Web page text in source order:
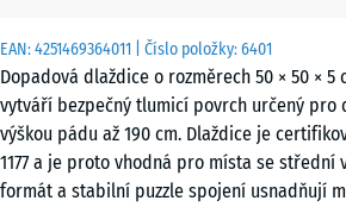
EAN:4251469364011 | Číslo položky:6401
Dopadová dlaždice o rozměrech 50 × 50 × 5
vytváří bezpečný tlumicí povrch určený pro
výškou pádu až 190 cm. Dlaždice je
1177 a je proto vhodná pro místa se střední
formát a stabilní puzzle spojení usnadňují